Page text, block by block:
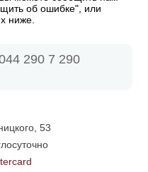
об ошибке", или
ниже.
290 7 290
53